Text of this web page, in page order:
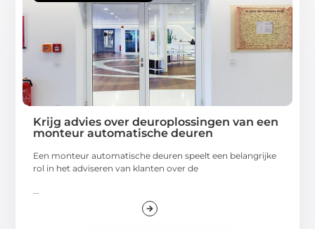
Krijg advies over deuroplossingen van een
monteur automatische deuren
Een monteur automatische deuren speelt een belangrijke
rol in het adviseren van klanten over de
...